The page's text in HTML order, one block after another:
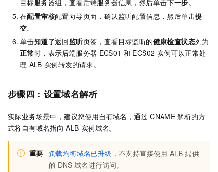
目标服务器组，查看后端服务器信息，然后单击下一步。
在配置审核配置向导页面，确认监听配置信息，然后单击提
交。
单击知道了返回监听页签，查看目标监听的健康检查状态列为
正常时，表示后端服务器 ECS01 和 ECS02 实例可以正常处
理 ALB 实例转发的请求。
步骤四：设置域名解析
实际业务场景中，建议您使用自有域名，通过 CNAME 解析的方
式将自有域名指向 ALB 实例域名。
重要 负载均衡域名已升级 ，不支持直接使用 ALB 提供
的 DNS 域名进行访问。